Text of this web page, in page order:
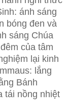
ánh sáng
bóng đen và
sáng Chúa
của tâm
lại kinh
lắng
Bánh
tái nồng nhiệt